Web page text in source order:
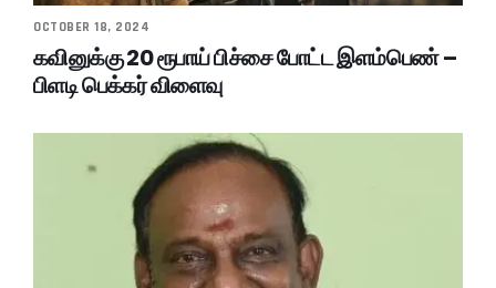
OCTOBER 18, 2024
கவினுக்கு 20 ரூபாய் பிச்சை போட்ட இளம்பெண் –
பிளடி பெக்கர் விளைவு